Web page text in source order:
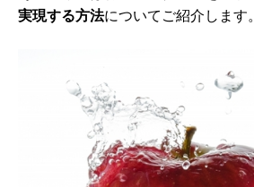
実現する方法についてご紹介します。